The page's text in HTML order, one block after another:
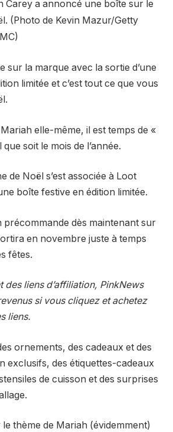
Carey a annoncé une boîte sur le
(Photo de Kevin Mazur/Getty
sur la marque avec la sortie d’une
limitée et c’est tout ce que vous
elle-même, il est temps de «
soit le mois de l’année.
de Noël s’est associée à Loot
boîte festive en édition limitée.
précommande dès maintenant sur
en novembre juste à temps
fêtes.
des liens d’affiliation, PinkNews
si vous cliquez et achetez
liens.
ornements, des cadeaux et des
exclusifs, des étiquettes-cadeaux
de cuisson et des surprises
le thème de Mariah (évidemment)